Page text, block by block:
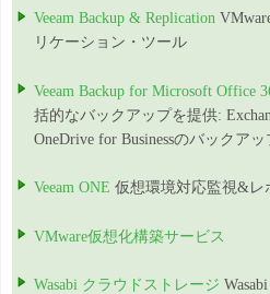
Veeam Backup & Replication
リケーション・ツール
Veeam Backup for Microsoft Office
括的なバックアップを提供:
OneDrive for Businessのバックア
Veeam ONE 仮想環境対応監視&レ
VMware仮想化構築サービス
Wasabi クラウドストレージ